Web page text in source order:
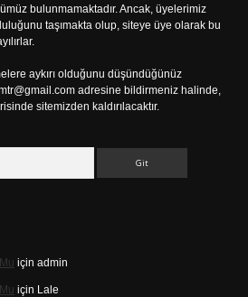
bulunmamaktadır. Ancak, üyelerimiz
taşımakta olup, siteye üye olarak bu
aykırı olduğunu düşündüğünüz
adresine bildirmeniz halinde,
sitemizden kaldırılacaktır.
için admin
için Lale